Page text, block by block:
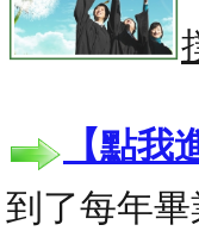
【點我
到了每年畢